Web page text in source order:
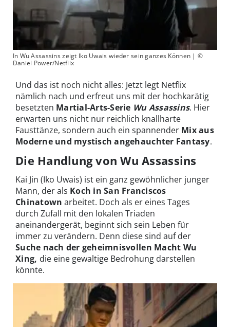
In Wu Assassins zeigt Iko Uwais wieder sein ganzes Können | ©
Daniel Power/Netflix
Und das ist noch nicht alles: Jetzt legt Netflix
nämlich nach und erfreut uns mit der hochkarätig
besetzten Martial-Arts-Serie Wu Assassins. Hier
erwarten uns nicht nur reichlich knallharte
Fausttänze, sondern auch ein spannender Mix aus
Moderne und mystisch angehauchter Fantasy.
Die Handlung von Wu Assassins
Kai Jin (Iko Uwais) ist ein ganz gewöhnlicher junger
Mann, der als Koch in San Franciscos
Chinatown arbeitet. Doch als er eines Tages
durch Zufall mit den lokalen Triaden
aneinandergerät, beginnt sich sein Leben für
immer zu verändern. Denn diese sind auf der
Suche nach der geheimnisvollen Macht Wu
Xing, die eine gewaltige Bedrohung darstellen
könnte.